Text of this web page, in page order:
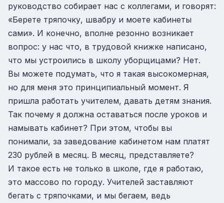
руководство собирает нас с коллегами, и говорят:
«Берете тряпочку, швабру и моете кабинеты
сами». И конечно, вполне резонно возникает
вопрос: у нас что, в трудовой книжке написано,
что мы устроились в школу уборщицами? Нет.
Вы можете подумать, что я такая высокомерная,
но для меня это принципиальный момент. Я
пришла работать учителем, давать детям знания.
Так почему я должна оставаться после уроков и
намывать кабинет? При этом, чтобы вы
понимали, за заведование кабинетом нам платят
230 рублей в месяц. В месяц, представляете?
И такое есть не только в школе, где я работаю,
это массово по городу. Учителей заставляют
бегать с тряпочками, и мы бегаем, ведь